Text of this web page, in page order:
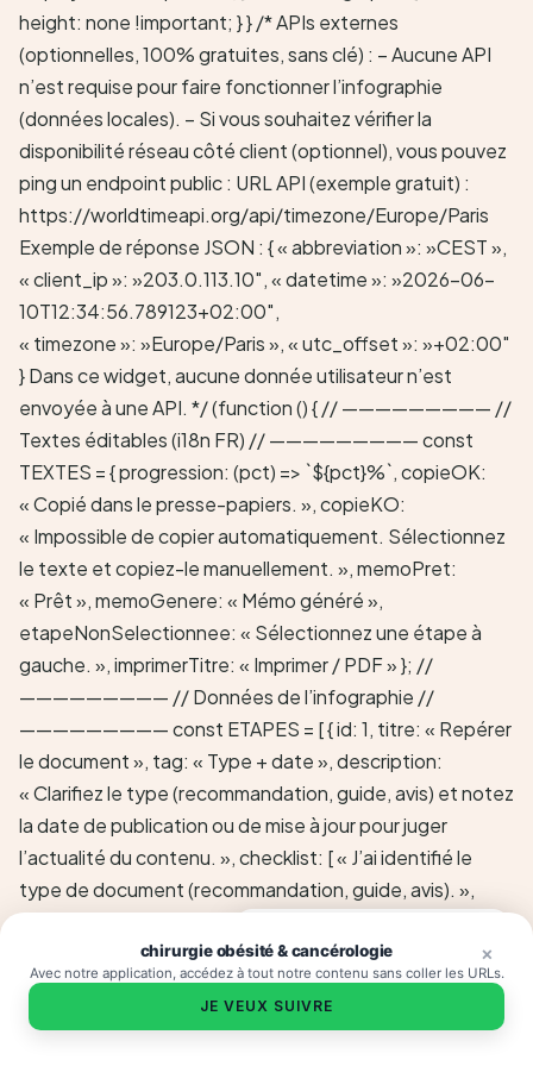
×
chirurgie obésité & cancérologie
Avec notre application, accédez à tout notre contenu sans coller les URLs.
JE VEUX SUIVRE